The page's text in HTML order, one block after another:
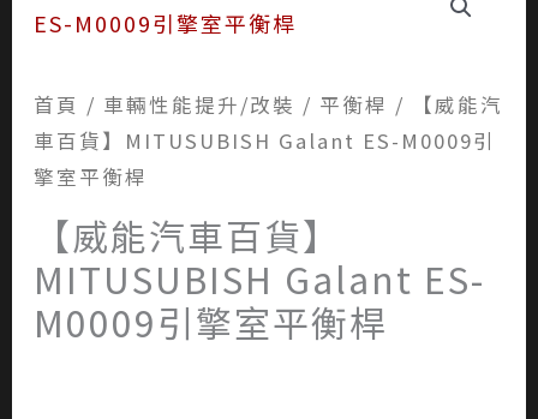
首頁 / 車輛性能提升/改裝 / 平衡桿 / 【威能汽
車百貨】MITUSUBISH Galant ES-M0009引
擎室平衡桿
【威能汽車百貨】
MITUSUBISH Galant ES-
M0009引擎室平衡桿